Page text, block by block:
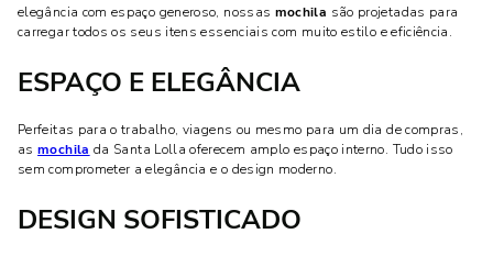
elegância com espaço generoso, nossas mochila são projetadas para
carregar todos os seus itens essenciais com muito estilo e eficiência.
ESPAÇO E ELEGÂNCIA
Perfeitas para o trabalho, viagens ou mesmo para um dia de compras,
asmochila da Santa Lolla oferecem amplo espaço interno. Tudo isso
sem comprometer a elegância e o design moderno.
DESIGN SOFISTICADO